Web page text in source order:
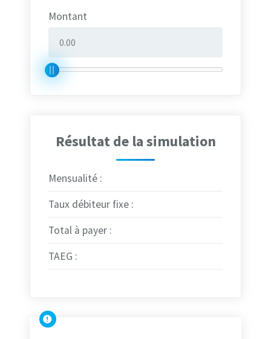
Montant
Résultat de la simulation
Mensualité :
Taux débiteur fixe :
Total à payer :
TAEG :